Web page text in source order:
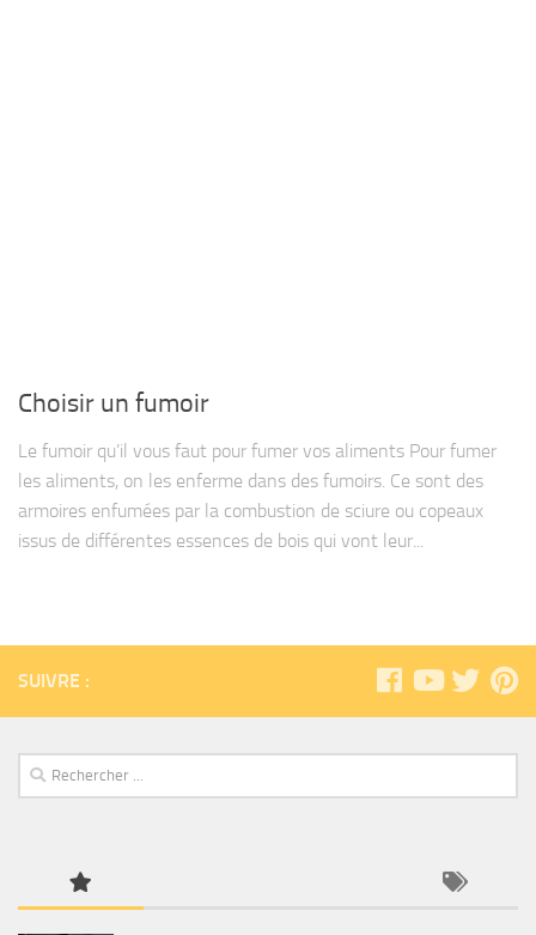
Choisir un fumoir
Le fumoir qu’il vous faut pour fumer vos aliments Pour fumer
les aliments, on les enferme dans des fumoirs. Ce sont des
armoires enfumées par la combustion de sciure ou copeaux
issus de différentes essences de bois qui vont leur...
SUIVRE :